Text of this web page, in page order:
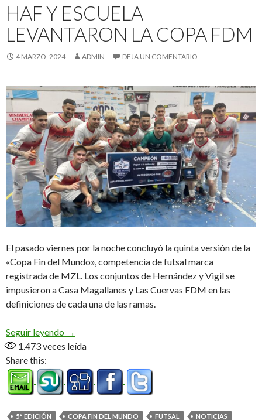
HAF Y ESCUELA
LEVANTARON LA COPA FDM
4 MARZO, 2024 ADMIN DEJA UN COMENTARIO
El pasado viernes por la noche concluyó la quinta versión de la
«Copa Fin del Mundo», competencia de futsal marca
registrada de MZL. Los conjuntos de Hernández y Vigil se
impusieron a Casa Magallanes y Las Cuervas FDM en las
definiciones de cada una de las ramas.
Seguir leyendo HAF y Escuela levantaron la Copa FDM
→
1.473veces leída
Share this:
5° EDICIÓN COPA FIN DEL MUNDO FUTSAL NOTICIAS